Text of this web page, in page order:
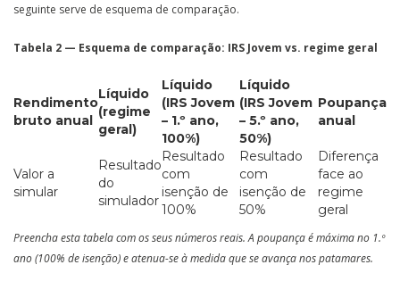
seguinte serve de esquema de comparação.
Tabela 2 — Esquema de comparação: IRS Jovem vs. regime geral
Rendimento
bruto anual
Líquido
(regime
geral)
Líquido
(IRS Jovem
– 1.º ano,
100%)
Líquido
(IRS Jovem
– 5.º ano,
50%)
Poupança
anual
Valor a
simular
Resultado
do
simulador
Resultado
com
isenção de
100%
Resultado
com
isenção de
50%
Diferença
face ao
regime
geral
Preencha esta tabela com os seus números reais. A poupança é máxima no 1.º
ano (100% de isenção) e atenua-se à medida que se avança nos patamares.